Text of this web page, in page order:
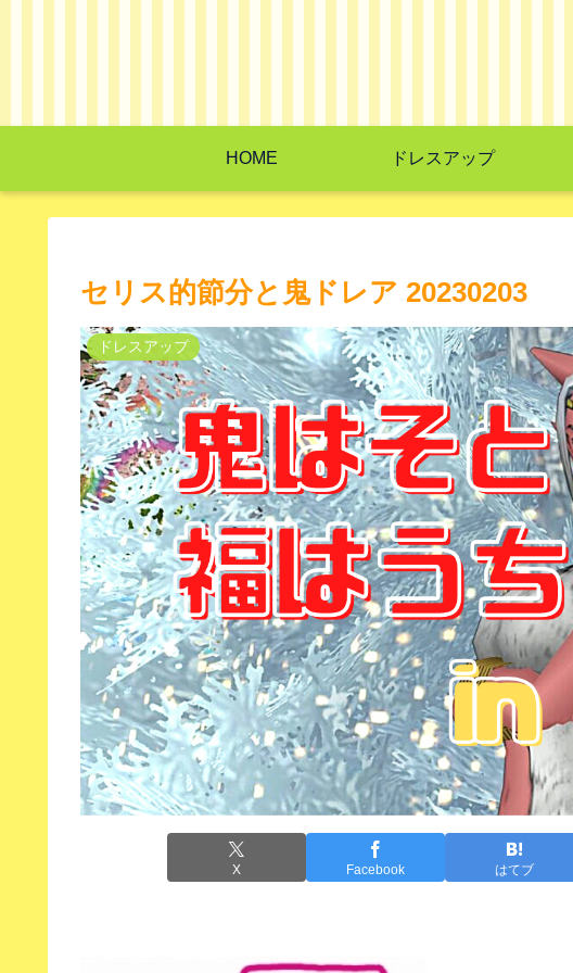
HOME ドレスアップ
セリス的節分と鬼ドレア 20230203
ドレスアップ
X Facebook はてブ